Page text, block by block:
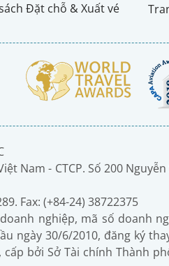
Đặt chỗ & Xuất vé
Nam - CTCP. Số 200 Nguyễn
Fax: (+84-24) 38722375
nghiệp, mã số doanh
ngày 30/6/2010, đăng ký
bởi Sở Tài chính Thành